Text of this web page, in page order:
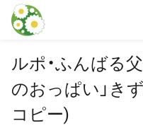
本文に飛ぶ
ルポ・ふんばる
のおっぱい」き
コピー)